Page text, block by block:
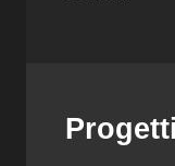
Progetti